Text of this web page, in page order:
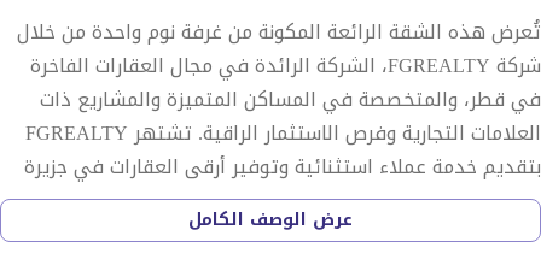
تُعرض هذه الشقة الرائعة المكونة من غرفة نوم واحدة من خلال
شركة FGREALTY، الشركة الرائدة في مجال العقارات الفاخرة
في قطر، والمتخصصة في المساكن المتميزة والمشاريع ذات
العلامات التجارية وفرص الاستثمار الراقية. تشتهر FGREALTY
بتقديم خدمة عملاء استثنائية وتوفير أرقى العقارات في جزيرة
اللؤلؤة وخارجها.
عرض الوصف الكامل